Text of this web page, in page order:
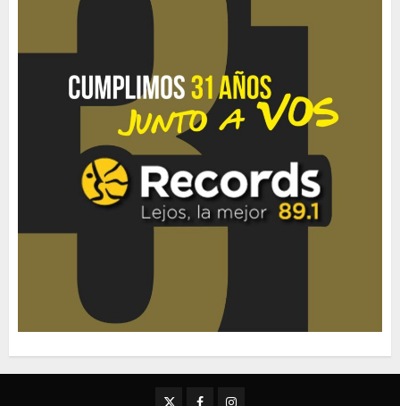
TwitterFacebookInstagram